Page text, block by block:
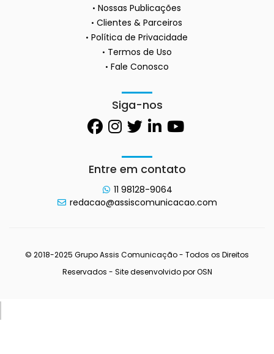
Nossas Publicações
Clientes & Parceiros
Política de Privacidade
Termos de Uso
Fale Conosco
Siga-nos
Entre em contato
11 98128-9064
redacao@assiscomunicacao.com
© 2018-2025 Grupo Assis Comunicação - Todos os Direitos
Reservados - Site desenvolvido porOSN